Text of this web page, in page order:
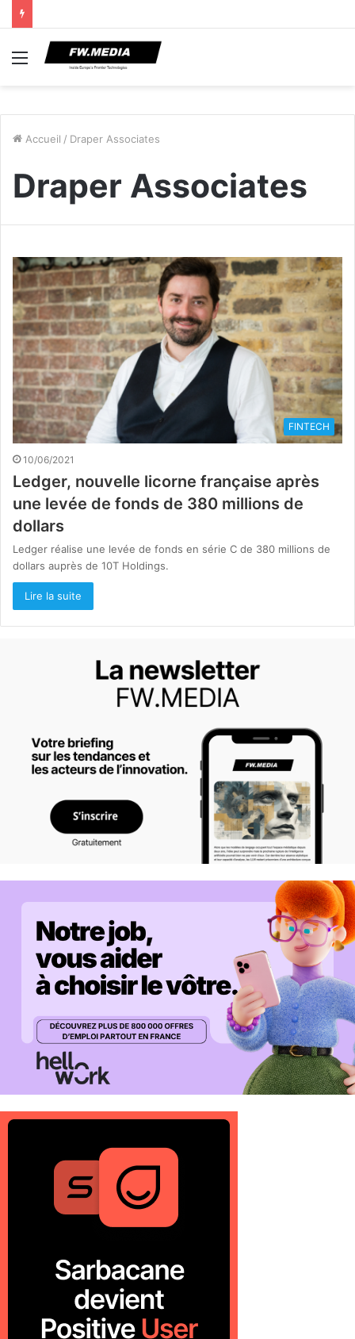
Menu
Accueil / Draper Associates
Draper Associates
FINTECH
10/06/2021
Ledger, nouvelle licorne française après
une levée de fonds de 380 millions de
dollars
Ledger réalise une levée de fonds en série C de 380 millions de
dollars auprès de 10T Holdings.
Lire la suite